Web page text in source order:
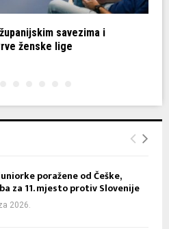
savezima i
ženske lige
poražene od Češke,
za 11. mjesto protiv Slovenije
2026.